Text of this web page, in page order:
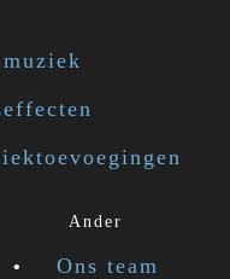
Ander
Ons team